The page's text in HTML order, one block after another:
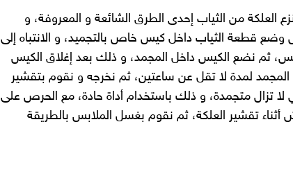
العلكة من الثياب إحدى الطرق الشائعة و المعروفة، و
وضع قطعة الثياب داخل كيس خاص بالتجميد، و الانتباه إلى
ثم نضع الكيس داخل المجمد، و ذلك بعد إغلاق الكيس
لمدة لا تقل عن ساعتين، ثم نخرجه و نقوم بتقشير
لا تزال متجمدة، و ذلك باستخدام أداة حادة، مع الحرص على
أثناء تقشير العلكة، ثم نقوم بغسل الملابس بالطريقة